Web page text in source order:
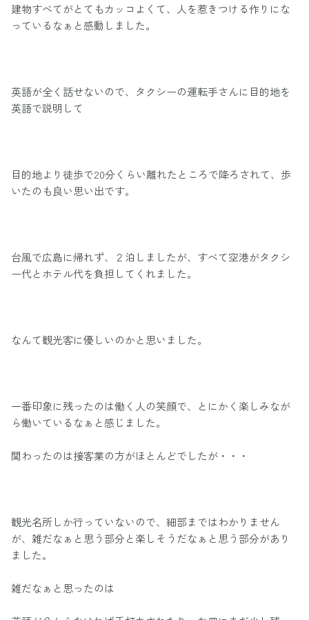
建物すべてがとてもカッコよくて、人を惹きつける作りにな
っているなぁと感動しました。
英語が全く話せないので、タクシーの運転手さんに目的地を
英語で説明して
目的地より徒歩で20分くらい離れたところで降ろされて、歩
いたのも良い思い出です。
台風で広島に帰れず、２泊しましたが、すべて空港がタクシ
ー代とホテル代を負担してくれました。
なんて観光客に優しいのかと思いました。
一番印象に残ったのは働く人の笑顔で、とにかく楽しみなが
ら働いているなぁと感じました。
関わったのは接客業の方がほとんどでしたが・・・
観光名所しか行っていないので、細部まではわかりません
が、雑だなぁと思う部分と楽しそうだなぁと思う部分があり
ました。
雑だなぁと思ったのは